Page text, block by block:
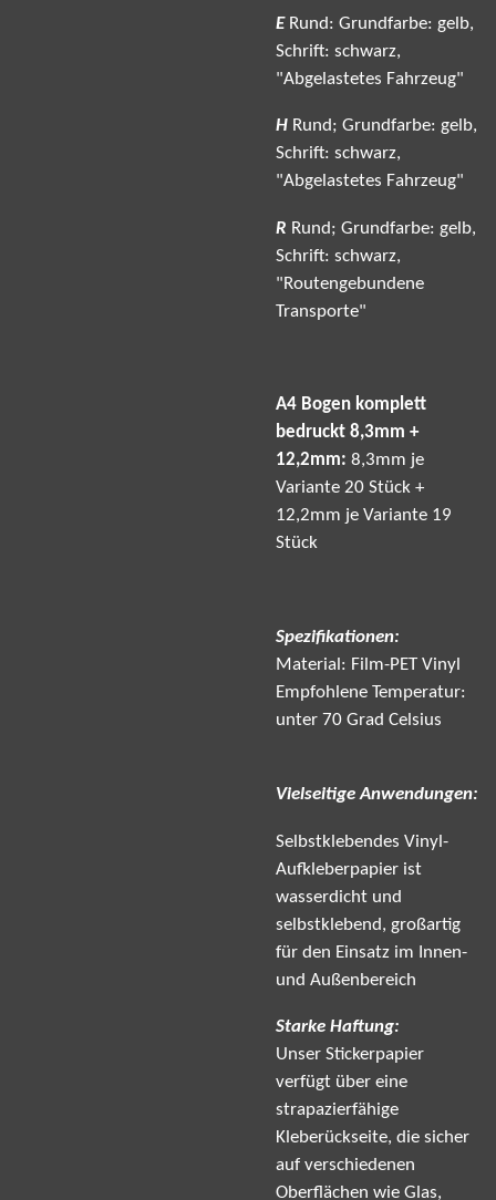
ERund: Grundfarbe: gelb,
Schrift: schwarz,
"Abgelastetes Fahrzeug"
H Rund; Grundfarbe: gelb,
Schrift: schwarz,
"Abgelastetes Fahrzeug"
R Rund; Grundfarbe: gelb,
Schrift: schwarz,
"Routengebundene
Transporte"
A4 Bogen komplett
bedruckt 8,3mm +
12,2mm: 8,3mm je
Variante 20 Stück +
12,2mm je Variante 19
Stück
Spezifikationen:
Material: Film-PET Vinyl
Empfohlene Temperatur:
unter 70 Grad Celsius
Vielseitige Anwendungen:
Selbstklebendes Vinyl-
Aufkleberpapier ist
wasserdicht und
selbstklebend, großartig
für den Einsatz im Innen-
und Außenbereich
Starke Haftung:
Unser Stickerpapier
verfügt über eine
strapazierfähige
Kleberückseite, die sicher
auf verschiedenen
Oberflächen wie Glas,